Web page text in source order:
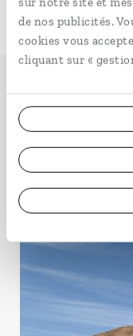
de nos publicités.
cookies vous
cliquant sur «
Idées de
Cap Vert